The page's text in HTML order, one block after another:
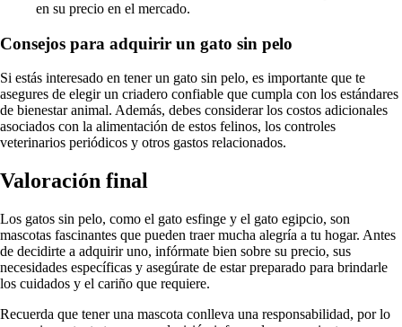
en su precio en el mercado.
Consejos para adquirir un gato sin pelo
Si estás interesado en tener un gato sin pelo, es importante que te
asegures de elegir un criadero confiable que cumpla con los estándares
de bienestar animal. Además, debes considerar los costos adicionales
asociados con la alimentación de estos felinos, los controles
veterinarios periódicos y otros gastos relacionados.
Valoración final
Los gatos sin pelo, como el gato esfinge y el gato egipcio, son
mascotas fascinantes que pueden traer mucha alegría a tu hogar. Antes
de decidirte a adquirir uno, infórmate bien sobre su precio, sus
necesidades específicas y asegúrate de estar preparado para brindarle
los cuidados y el cariño que requiere.
Recuerda que tener una mascota conlleva una responsabilidad, por lo